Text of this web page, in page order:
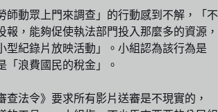
師動眾上門來調查」的行動感到不解，「不
報，能夠促使執法部門投入那麼多的資源，
型紀錄片放映活動」。小組認為該行為是
「浪費國民的稅金」。
查法令》要求所有影片送審是不現實的，